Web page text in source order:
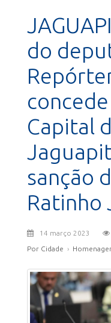
do
Capital
sanção
Ratinho
14 março 2023
Por Cidade ›